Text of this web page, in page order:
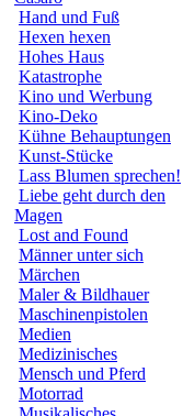
Hand und Fuß
Hexen hexen
Hohes Haus
Katastrophe
Kino und Werbung
Kino-Deko
Kühne Behauptungen
Kunst-Stücke
Lass Blumen sprechen!
Liebe geht durch den
Magen
Lost and Found
Männer unter sich
Märchen
Maler & Bildhauer
Maschinenpistolen
Medien
Medizinisches
Mensch und Pferd
Motorrad